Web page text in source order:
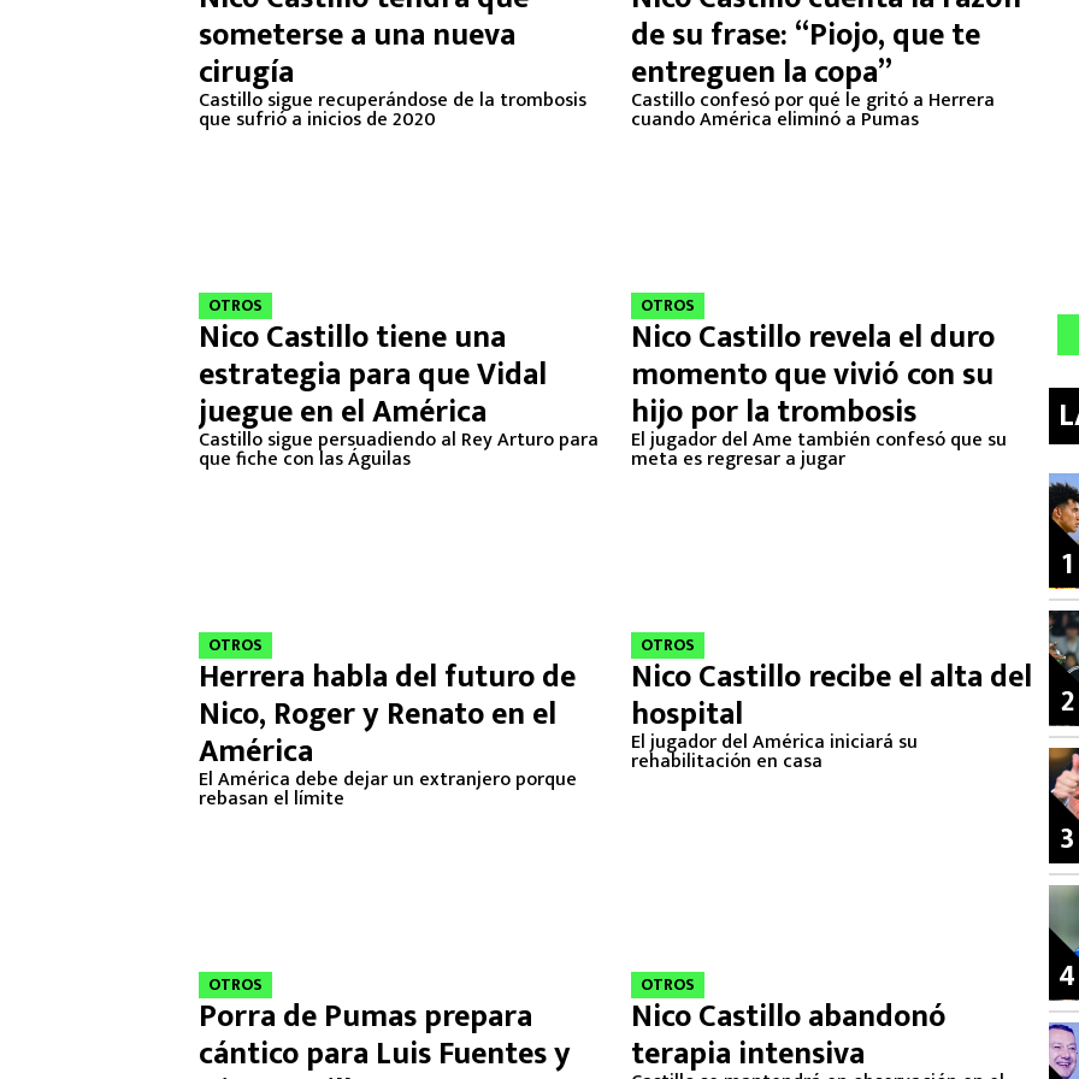
someterse a una nueva
cirugía
Castillo sigue recuperándose de la trombosis
que sufrió a inicios de 2020
de su frase: “Piojo, que te
entreguen la copa”
Castillo confesó por qué le gritó a Herrera
cuando América eliminó a Pumas
OTROS
Nico Castillo tiene una
estrategia para que Vidal
juegue en el América
Castillo sigue persuadiendo al Rey Arturo para
que fiche con las Águilas
OTROS
Nico Castillo revela el duro
momento que vivió con su
hijo por la trombosis
El jugador del Ame también confesó que su
meta es regresar a jugar
OTROS
Herrera habla del futuro de
Nico, Roger y Renato en el
América
El América debe dejar un extranjero porque
rebasan el límite
OTROS
Nico Castillo recibe el alta del
hospital
El jugador del América iniciará su
rehabilitación en casa
OTROS
Porra de Pumas prepara
cántico para Luis Fuentes y
OTROS
Nico Castillo abandonó
terapia intensiva
1
2
3
4